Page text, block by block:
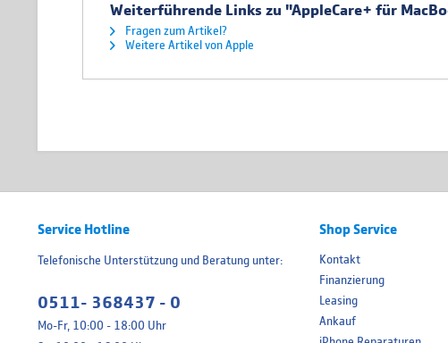
Weiterführende Links zu "AppleCare+ für
Fragen zum Artikel?
Weitere Artikel von Apple
Service Hotline
Telefonische Unterstützung und Beratung unter:
0511- 368437 - 0
Mo-Fr, 10:00 - 18:00 Uhr
Shop Service
Kontakt
Finanzierung
Leasing
Ankauf